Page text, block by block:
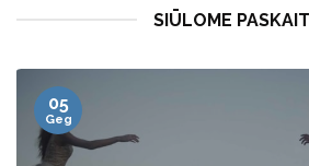
SIŪLOME
12
Vas